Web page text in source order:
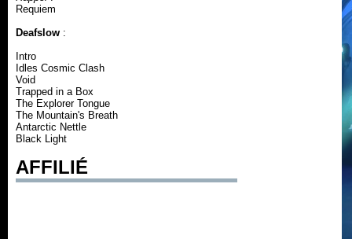
Requiem
Deafslow :
Intro
Idles Cosmic Clash
Void
Trapped in a Box
The Explorer Tongue
The Mountain's Breath
Antarctic Nettle
Black Light
AFFILIÉ